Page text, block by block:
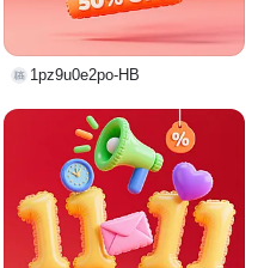
1pz9u0e2po-HB